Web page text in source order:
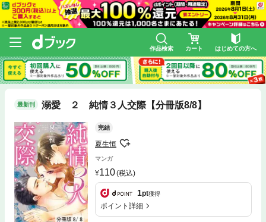
作品検索 カート はじめての方へ
最新刊 溺愛 ２ 純情３人交際【分冊版8/8】
完結
夏生恒
マンガ
110(税込)
1pt獲得
ポイント詳細